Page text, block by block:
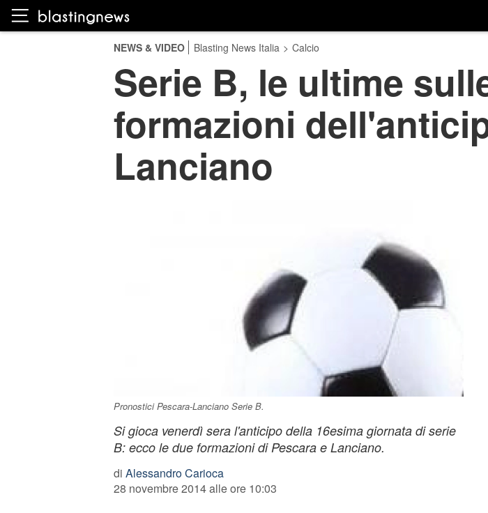
NEWS & VIDEO Blasting News Italia > Calcio
Serie B, le ultime
formazioni
Lanciano
Pronostici Pescara-Lanciano Serie B.
Si gioca venerdì sera l'anticipo della 16esima giornata di serie
B: ecco le due formazioni di Pescara e Lanciano.
di Alessandro Carioca
28 novembre 2014 alle ore 10:03